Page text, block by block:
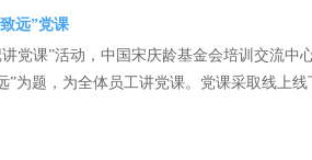
远”党课
党课”活动，中国宋庆龄基金会培训交流中
”为题，为全体员工讲党课。党课采取线上